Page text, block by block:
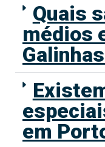
Quais
médios
em